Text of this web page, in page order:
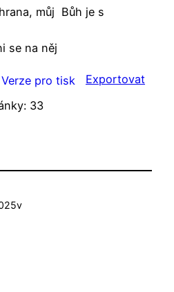
můj Bůh je s
se na něj
Verze pro tisk
Exportovat
33
v